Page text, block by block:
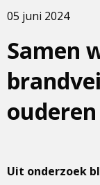
Samen
ouderen
05 juni 2024
Uit onderzoek